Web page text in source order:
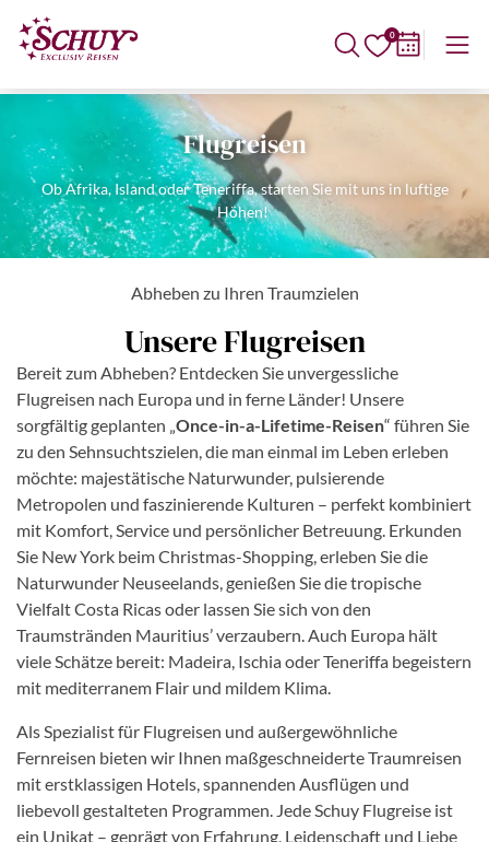
0
Flugreisen
Ob Afrika, Island oder Teneriffa, starten Sie mit uns in luftige
Höhen!
Abheben zu Ihren Traumzielen
Unsere Flugreisen
Bereit zum Abheben? Entdecken Sie unvergessliche
Flugreisen nach Europa und in ferne Länder! Unsere
sorgfältig geplanten „Once-in-a-Lifetime-Reisen“ führen Sie
zu den Sehnsuchtszielen, die man einmal im Leben erleben
möchte: majestätische Naturwunder, pulsierende
Metropolen und faszinierende Kulturen – perfekt kombiniert
mit Komfort, Service und persönlicher Betreuung. Erkunden
Sie New York beim Christmas-Shopping, erleben Sie die
Naturwunder Neuseelands, genießen Sie die tropische
Vielfalt Costa Ricas oder lassen Sie sich von den
Traumstränden Mauritius’ verzaubern. Auch Europa hält
viele Schätze bereit: Madeira, Ischia oder Teneriffa begeistern
mit mediterranem Flair und mildem Klima.
Als Spezialist für Flugreisen und außergewöhnliche
Fernreisen bieten wir Ihnen maßgeschneiderte Traumreisen
mit erstklassigen Hotels, spannenden Ausflügen und
liebevoll gestalteten Programmen. Jede Schuy Flugreise ist
ein Unikat – geprägt von Erfahrung, Leidenschaft und Liebe